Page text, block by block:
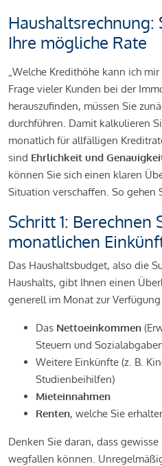
Haushaltsrechnung:
Ihre mögliche Rate
„Welche Kredithöhe kann ich
Frage vieler Kunden bei der
herauszufinden, müssen Sie
durchführen. Damit kalkulieren
monatlich für allfälligen
sind Ehrlichkeit und
können Sie sich einen klaren
Situation verschaffen. So gehen
Schritt 1: Berechnen
monatlichen
Das Haushaltsbudget, also die
Haushalts, gibt Ihnen einen
generell im Monat zur
Das Nettoeinkommen
Steuern und
Weitere Einkünfte (z. B.
Studienbeihilfen)
Mieteinnahmen
Renten, welche Sie
Denken Sie daran, dass
wegfallen können.